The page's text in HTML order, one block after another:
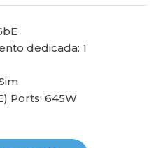
dedicada: 1
Ports: 645W